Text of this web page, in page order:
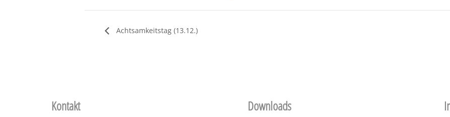
Achtsamkeitstag (13.12.)
Kontakt Downloads